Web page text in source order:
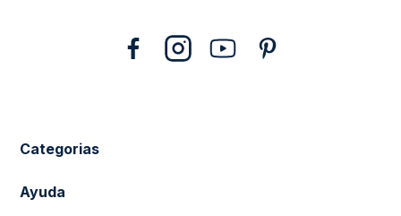
Categorias
New Arrivals
Ayuda